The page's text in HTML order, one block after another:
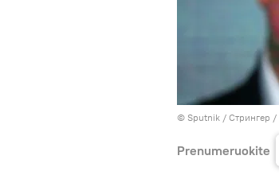
© Sputnik / Стрингер /
Prenumeruokite